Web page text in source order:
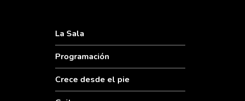
La Sala
Programación
Crece desde el pie